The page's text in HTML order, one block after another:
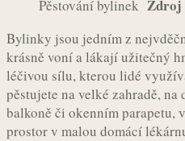
Pěstování bylinek Zdroj
Bylinky jsou jedním z
krásně voní a lákají užitečný
léčivou sílu, kterou lidé
pěstujete na velké zahradě,
balkoně či okenním parapetu,
prostor v malou domácí